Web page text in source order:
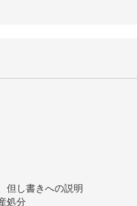
但し書きへの説明
処分